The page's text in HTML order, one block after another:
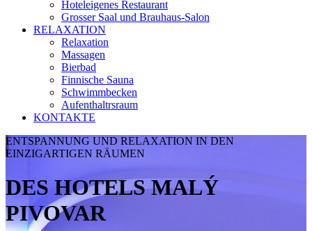
Hoteleigenes Restaurant
Grosser Saal und Brauhaus-Salon
RELAXATION
Relaxation
Massagen
Bierbad
Finnische Sauna
Schwimmbecken
Aufenthaltrsraum
KONTAKTE
ENTSPANNUNG UND RELAXATION IN DEN
EINZIGARTIGEN RÄUMEN
DES HOTELS MALÝ
PIVOVAR